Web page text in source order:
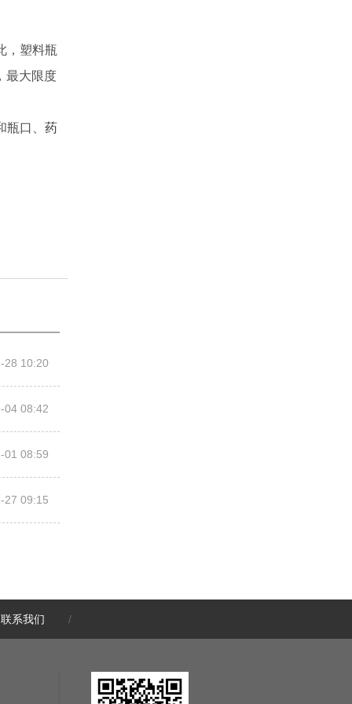
，塑料瓶
最大限度
口、 药
28 10:20
04 08:42
01 08:59
27 09:15
28 09:18
联系我们 /